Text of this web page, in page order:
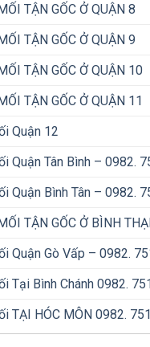
TẬN GỐC Ở QUẬN 8
TẬN GỐC Ở QUẬN 9
TẬN GỐC Ở QUẬN 10
TẬN GỐC Ở QUẬN 11
Quận 12
Quận Tân Bình – 0982.
Quận Bình Tân – 0982.
TẬN GỐC Ở BÌNH
Quận Gò Vấp – 0982.
Tại Bình Chánh 0982.
TẠI HÓC MÔN 0982.